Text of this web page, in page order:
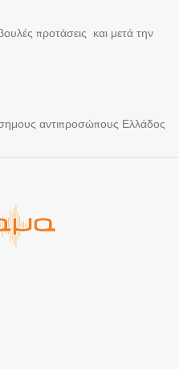
προτάσεις και μετά την
αντιπροσώπους Ελλάδος